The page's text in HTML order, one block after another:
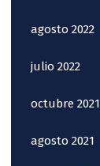
agosto 2022
julio 2022
octubre 2021
agosto 2021